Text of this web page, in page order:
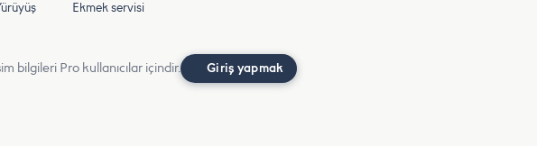
Ekmek servisi
bilgileri Pro kullanıcılar içindir. Giriş yapmak